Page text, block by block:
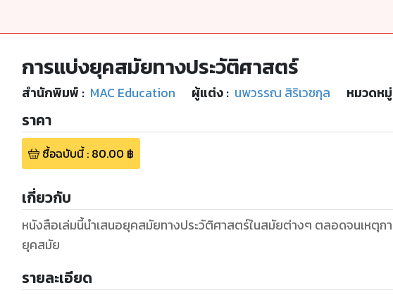
การแบ่งยุคสมัยทางประวัติศาสตร์
สำนักพิมพ์ : MAC Education ผู้แต่ง : นพวรรณ สิริเวชกุล หมวดหมู่
ราคา
ซื้อฉบับนี้: 80.00 ฿
เกี่ยวกับ
หนังสือเล่มนี้นำเสนอยุคสมัยทางประวัติศาสตร์ในสมัยต่างๆ ตลอดจนเหตุ
ยุคสมัย
รายละเอียด